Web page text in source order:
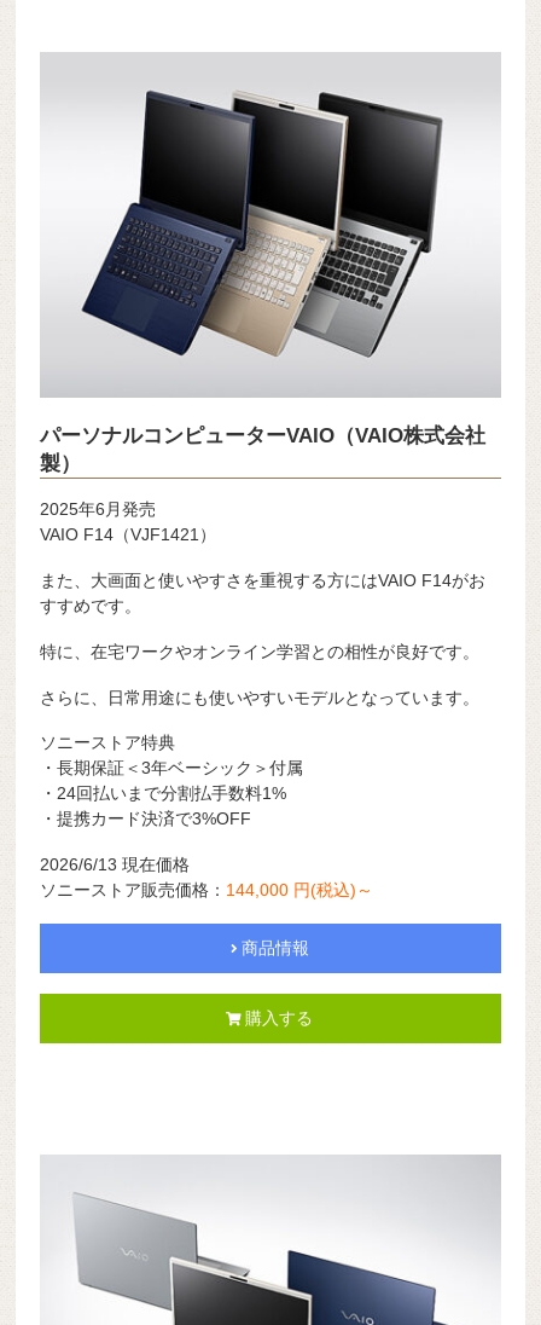
パーソナルコンピューターVAIO（VAIO株式会社
製）
2025年6月発売
VAIO F14（VJF1421）
また、大画面と使いやすさを重視する方にはVAIO F14がお
すすめです。
特に、在宅ワークやオンライン学習との相性が良好です。
さらに、日常用途にも使いやすいモデルとなっています。
ソニーストア特典
・長期保証＜3年ベーシック＞付属
・24回払いまで分割払手数料1%
・提携カード決済で3%OFF
2026/6/13 現在価格
ソニーストア販売価格： 144,000 円(税込)～
商品情報
購入する